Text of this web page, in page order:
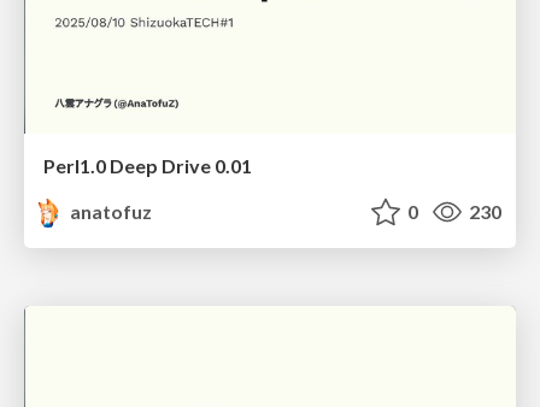
Perl1.0 Deep Drive 0.01
anatofuz
0 230